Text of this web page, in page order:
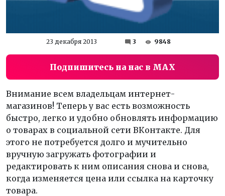
23 декабря 2013 3 9848
Подпишитесь на нас в MAX
Внимание всем владельцам интернет-
магазинов! Теперь у вас есть возможность
быстро, легко и удобно обновлять информацию
о товарах в социальной сети ВКонтакте. Для
этого не потребуется долго и мучительно
вручную загружать фотографии и
редактировать к ним описания снова и снова,
когда изменяется цена или ссылка на карточку
товара.